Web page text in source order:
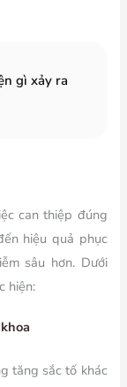
gì xảy ra
can thiệp đúng
hiệu quả phục
sâu hơn. Dưới
hiện:
tăng sắc tố khác